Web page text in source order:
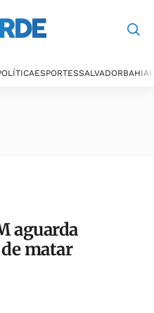
ESPORTESSALVADORBAHIA
aguarda
matar